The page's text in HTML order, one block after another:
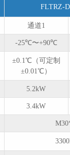
FLTRZ-
通道1
-25℃〜+90℃
±0.1℃（可定制
±0.01℃）
5.2kW
3.4kW